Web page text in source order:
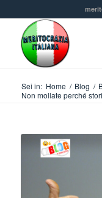
Sei in: Home / Blog /
Non mollate perché